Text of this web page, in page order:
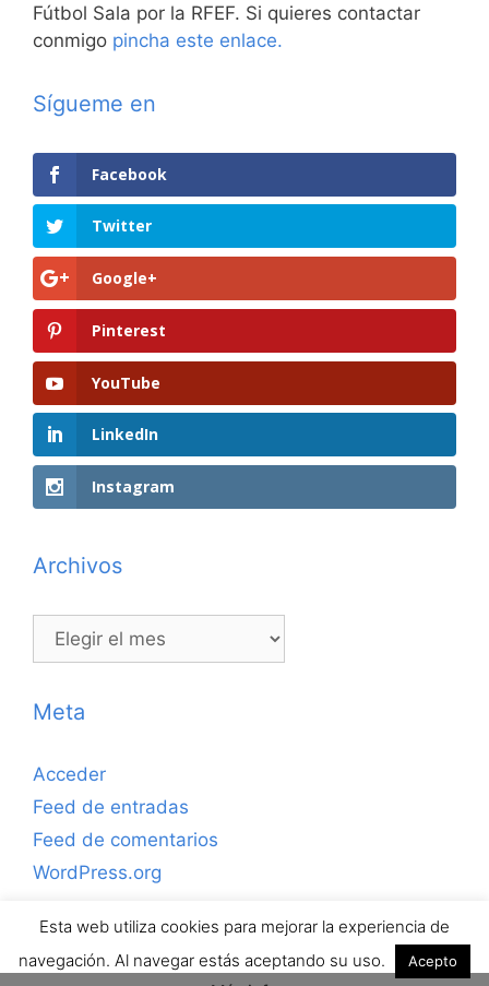
Fútbol Sala por la RFEF. Si quieres contactar
conmigo pincha este enlace.
Sígueme en
Facebook
Twitter
Google+
Pinterest
YouTube
LinkedIn
Instagram
Archivos
Archivos
Meta
Acceder
Feed de entradas
Feed de comentarios
WordPress.org
Copyrihgt © 2026 ejerciciosdefutbolsala.com por José
Esta web utiliza cookies para mejorar la experiencia de
navegación. Al navegar estás aceptando su uso.
Acepto